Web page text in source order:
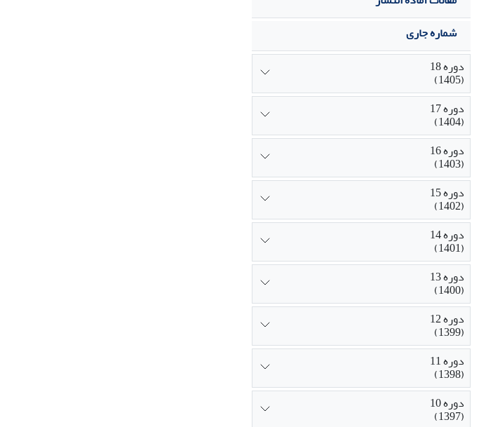
شماره جاری
دوره 18
(1405)
دوره 17
(1404)
دوره 16
(1403)
دوره 15
(1402)
دوره 14
(1401)
دوره 13
(1400)
دوره 12
(1399)
دوره 11
(1398)
دوره 10
(1397)